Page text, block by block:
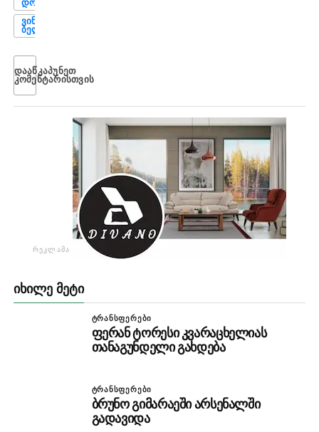
ᲓᲝᲚᲘᲫᲔ
ᲕᲘᲜᲘᲡᲘᲣᲡ
ᲑᲔᲚᲝᲢᲘ
ᲓᲐᲐᲬᲙᲐᲞᲣᲜᲔᲗ
ᲙᲝᲛᲔᲜᲢᲐᲠᲘᲡᲗᲕᲘᲡ
ᲠᲔᲙᲚᲐᲛᲐ
ᲘᲮᲘᲚᲔ ᲛᲔᲢᲘ
ᲢᲠᲐᲜᲡᲤᲔᲠᲔᲑᲘ
ფერან ტორესი კვარაცხელიას
თანაგუნდელი გახდება
ᲢᲠᲐᲜᲡᲤᲔᲠᲔᲑᲘ
ბრუნო გიმარაეში არსენალში
გადავიდა